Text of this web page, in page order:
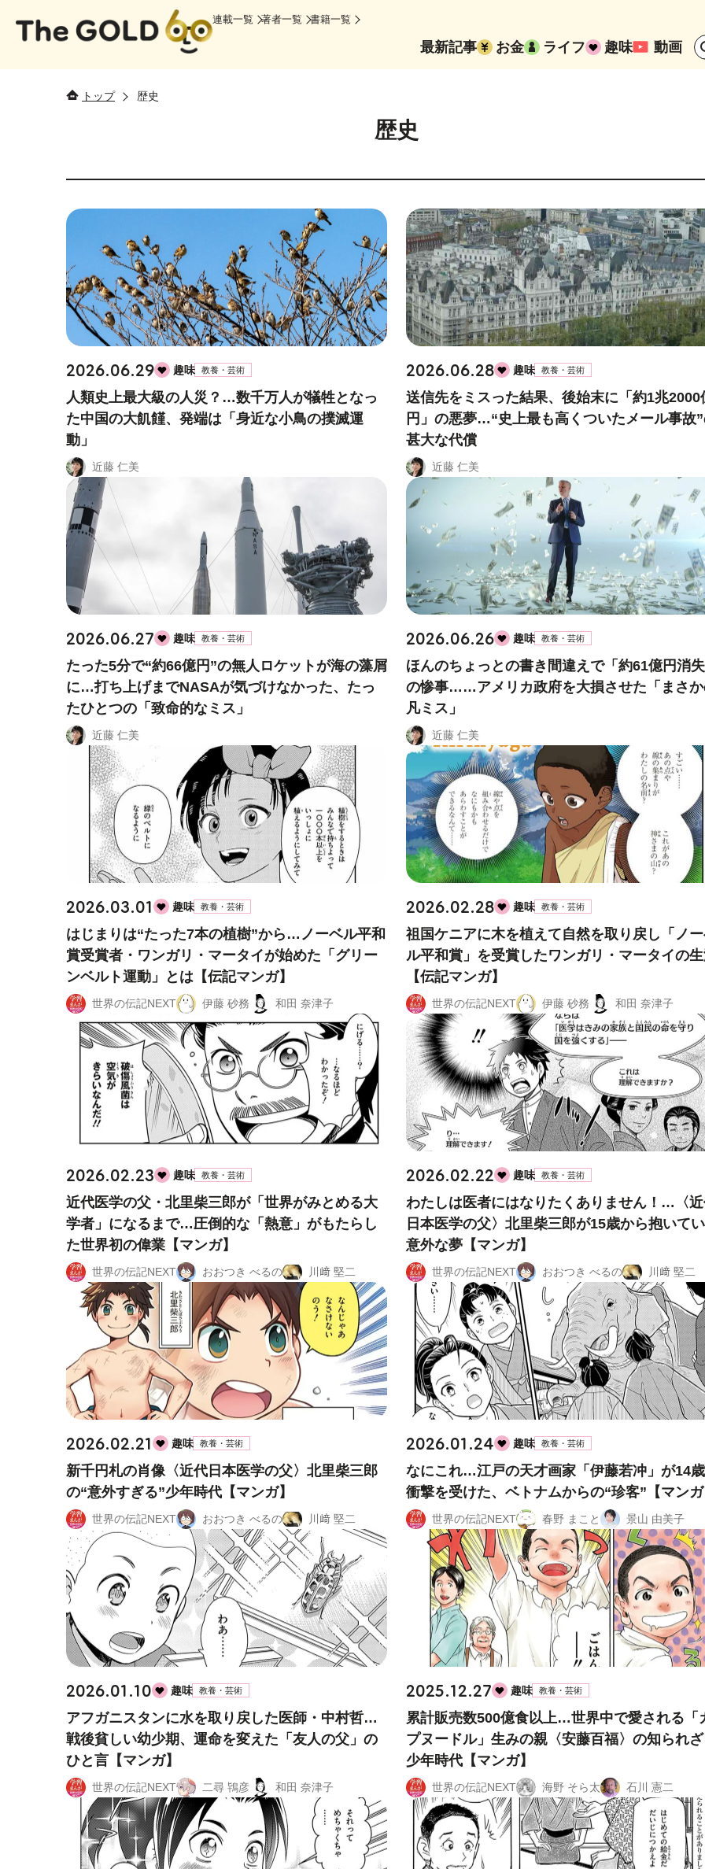
最新記事 お金 ライフ 趣味 動画
連載一覧 著者一覧 書籍一覧
トップ 歴史
歴史
2026.06.29 趣味 教養・芸術
人類史上最大級の人災？…数千万人が犠牲となっ
た中国の大飢饉、発端は「身近な小鳥の撲滅運
動」
近藤 仁美
2026.06.28 趣味 教養・芸術
送信先をミスった結果、後始末に「約1兆2000
円」の悪夢…“史上最も高くついたメール事故
甚大な代償
近藤 仁美
2026.06.27 趣味 教養・芸術
たった5分で“約66億円”の無人ロケットが海の藻屑
に…打ち上げまでNASAが気づけなかった、たっ
たひとつの「致命的なミス」
近藤 仁美
2026.06.26 趣味 教養・芸術
ほんのちょっとの書き間違えで「約61億円消
の惨事……アメリカ政府を大損させた「まさ
凡ミス」
近藤 仁美
2026.03.01 趣味 教養・芸術
はじまりは“たった7本の植樹”から…ノーベル平和
賞受賞者・ワンガリ・マータイが始めた「グリー
ンベルト運動」とは【伝記マンガ】
世界の伝記NEXT 伊藤 砂務 和田 奈津子
2026.02.28 趣味 教養・芸術
祖国ケニアに木を植えて自然を取り戻し「ノ
ル平和賞」を受賞したワンガリ・マータイの
【伝記マンガ】
世界の伝記NEXT 伊藤 砂務 和田 奈津子
2026.02.23 趣味 教養・芸術
近代医学の父・北里柴三郎が「世界がみとめる大
学者」になるまで…圧倒的な「熱意」がもたらし
た世界初の偉業【マンガ】
世界の伝記NEXT おおつき べるの 川﨑 堅二
2026.02.22 趣味 教養・芸術
わたしは医者にはなりたくありません！…〈
日本医学の父〉北里柴三郎が15歳から抱いて
意外な夢【マンガ】
世界の伝記NEXT おおつき べるの 川﨑 堅二
2026.02.21 趣味 教養・芸術
新千円札の肖像〈近代日本医学の父〉北里柴三郎
の“意外すぎる”少年時代【マンガ】
世界の伝記NEXT おおつき べるの 川﨑 堅二
2026.01.24 趣味 教養・芸術
なにこれ…江戸の天才画家「伊藤若冲」が14
衝撃を受けた、ベトナムからの“珍客”【マン
世界の伝記NEXT 春野 まこと 景山 由美子
2026.01.10 趣味 教養・芸術
アフガニスタンに水を取り戻した医師・中村哲…
戦後貧しい幼少期、運命を変えた「友人の父」の
ひと言【マンガ】
世界の伝記NEXT 二尋 鴇彦 和田 奈津子
2025.12.27 趣味 教養・芸術
累計販売数500億食以上…世界中で愛される「
プヌードル」生みの親〈安藤百福〉の知られ
少年時代【マンガ】
世界の伝記NEXT 海野 そら太 石川 憲二